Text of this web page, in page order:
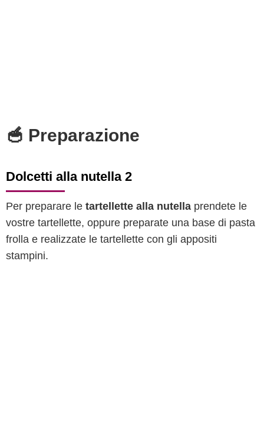
🥣 Preparazione
Dolcetti alla nutella 2
Per preparare le tartellette alla nutella prendete le
vostre tartellette, oppure preparate una base di pasta
frolla e realizzate le tartellette con gli appositi
stampini.